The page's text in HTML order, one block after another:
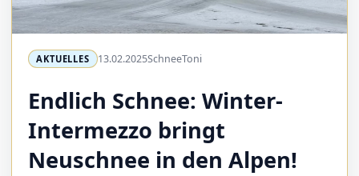
AKTUELLES 13.02.2025SchneeToni
Endlich Schnee: Winter-
Intermezzo bringt
Neuschnee in den Alpen!